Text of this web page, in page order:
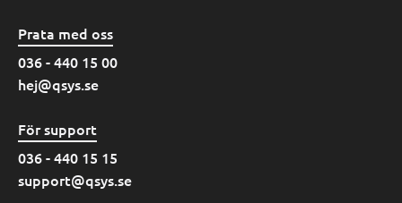
Prata med oss
036 - 440 15 00
hej@qsys.se
För support
036 - 440 15 15
support@qsys.se